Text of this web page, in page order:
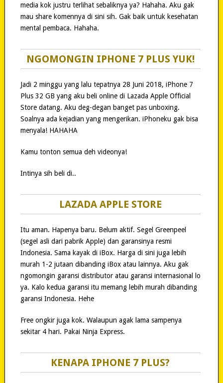
media kok justru terlihat sebaliknya ya? Hahaha. Aku gak
mau share komennya di sini sih. Gak baik untuk kesehatan
mental pembaca. Hahaha.
NGOMONGIN IPHONE 7 PLUS YUK!
Jadi 2 minggu yang lalu tepatnya 28 Juni 2018, iPhone 7
Plus 32 GB yang aku beli online di Lazada Apple Official
Store datang. Aku deg-degan banget pas unboxing.
Soalnya ada kejadian yang mengerikan. iPhoneku gak bisa
menyala! HAHAHA
Kamu tonton semua deh videonya!
Intinya sih beli di..
LAZADA APPLE STORE
Itu aman. Hapenya baru. Belum aktif. Segel Greenpeel
(segel asli dari pabrik Apple) dan garansinya resmi
Indonesia. Sama kayak di iBox. Harga di sini juga lebih
murah 1-2 jutaan dibanding iBox atau lainnya. Aku gak
ngomongin garansi distributor atau garansi internasional lo
ya. Kalo kedua garansi itu memang lebih murah dibanding
garansi Indonesia. Hehe
Free ongkir juga kok. Walaupun agak lama sampenya
sekitar 4 hari. Pakai Ninja Express.
KENAPA IPHONE 7 PLUS?